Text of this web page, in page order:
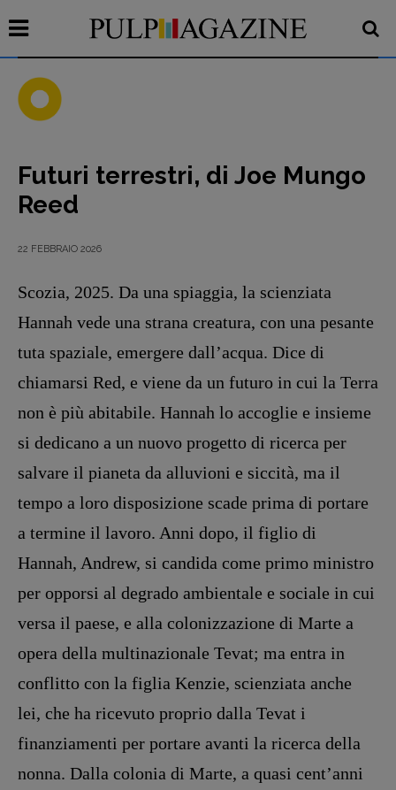
Recensioni
Interviste
Archeologie del
presente
Fumetti
Libro & Film
Opera prima
DOSSIER
12 dicembre
Blade Runner 40
Editoria
Intelligenza Artificiale
Maestri sommersi
Pasolini 1922-2022
Psichedelia
Scienza
Stranimondi
Tornare a Ballard
Valerio Evangelisti
Vampirismi
Futuri terrestri, di Joe Mungo
Reed
22 FEBBRAIO 2026
Scozia, 2025. Da una spiaggia, la scien­ziata
Hannah vede una strana creatura, con una pesante
tuta spaziale, emerge­re dall’acqua. Dice di
chiamarsi Red, e viene da un futuro in cui la Terra
non è più abitabile. Hannah lo accoglie e insieme
si dedicano a un nuovo pro­getto di ricerca per
salvare il pianeta da alluvioni e siccità, ma il
tempo a loro disposizione scade prima di portare
a termine il lavoro. Anni dopo, il figlio di
Hannah, Andrew, si candida come pri­mo ministro
per opporsi al degrado am­bientale e sociale in cui
versa il paese, e alla colonizzazione di Marte a
opera della multinazionale Tevat; ma entra in
conflitto con la figlia Kenzie, scienziata anche
lei, che ha ricevuto proprio dalla Tevat i
finanziamenti per portare avanti la ricerca della
nonna. Dalla colonia di Marte, a quasi cent’anni